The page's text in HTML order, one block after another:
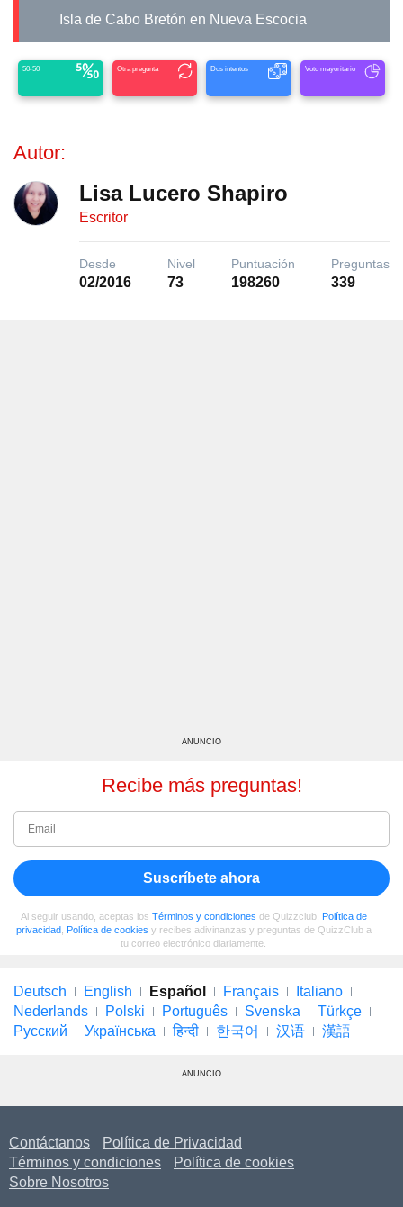
Isla de Cabo Bretón en Nueva Escocia
50-50 Otra pregunta Dos intentos Voto mayoritario
Autor:
Lisa Lucero Shapiro
Escritor
Desde
02/2016
Nivel
73
Puntuación
198260
Preguntas
339
ANUNCIO
Recibe más preguntas!
Suscríbete ahora
Al seguir usando, aceptas los Términos y condiciones de Quizzclub, Política de
privacidad, Política de cookies y recibes adivinanzas y preguntas de QuizzClub a
tu correo electrónico diariamente.
Deutsch English Español Français
Italiano
Nederlands
Polski Português Svenska
Türkçe
Русский
Українська हिन्दी 한국어 汉语 漢語
ANUNCIO
Contáctanos
Política de Privacidad
Términos y condiciones
Política de cookies
Sobre Nosotros